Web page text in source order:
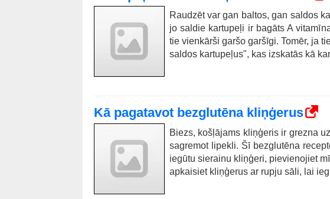
Raudzēt var gan baltos, gan saldos
jo saldie kartupeļi ir bagāts A
tie vienkārši garšo garšīgi. Tomēr, ja
saldos kartupeļus", kas izskatās kā
Kā pagatavot bezglutēna kliņģerus
Biezs, košļājams kliņģeris ir grezna
sagremot lipekli. Šī bezglutēna
iegūtu sierainu kliņģeri, pievienojiet
apkaisiet kliņģerus ar rupju sāli, lai